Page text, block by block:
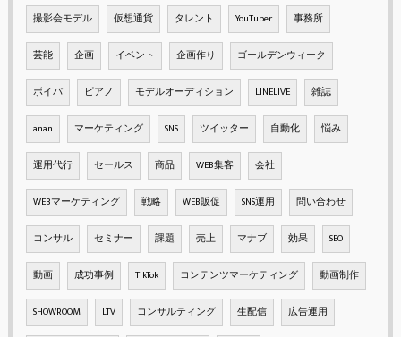
撮影会モデル 仮想通貨 タレント YouTuber 事務所
芸能 企画 イベント 企画作り ゴールデンウィーク
ボイパ ピアノ モデルオーディション LINELIVE 雑誌
anan マーケティング SNS ツイッター 自動化 悩み
運用代行 セールス 商品 WEB集客 会社
WEBマーケティング 戦略 WEB販促 SNS運用 問い合わせ
コンサル セミナー 課題 売上 マナブ 効果 SEO
動画 成功事例 TikTok コンテンツマーケティング 動画制作
SHOWROOM LTV コンサルティング 生配信 広告運用